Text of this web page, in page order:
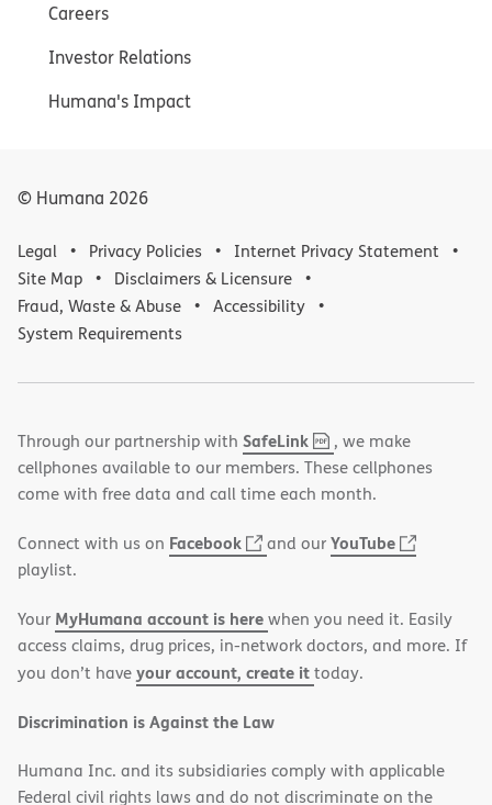
Careers
Investor Relations
Humana's Impact
© Humana 2026
Legal Privacy Policies
Internet Privacy Statement
Site Map
Disclaimers & Licensure
Fraud, Waste & Abuse
Accessibility
System Requirements
Through our partnership with SafeLink,
PDF
(opens
in
new
, we make
cellphones available to our members. These cellphones
come with free data and call time each month.
Connect with us on Facebook
(opens
window)
and ourYouTube
(opens
window)
playlist.
Your MyHumana account is herewhen you need it. Easily
access claims, drug prices, in-network doctors, and more. If
you don’t haveyour account, create ittoday.
Discrimination is Against the Law
Humana Inc. and its subsidiaries comply with applicable
Federal civil rights laws and do not discriminate on the